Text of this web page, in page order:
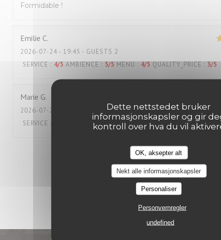
Dette nettstedet bruker
informasjonskapsler og gir
kontroll over hva du vil
OK, aksepter alt
Nekt alle informasjonskapsler
Personaliser
Personvernregler
undefined
Formidable !
Emilie C
2026-07-24 - 19:45 - GUESTS 2
SERVICE : 4/5 AMBIENCE : 5/5 MENU : 4/5 QUALITY_PRICE : 3/5
Marie G
2026-07-23
- 19:45 - GUESTS 4
SERVICE : AMBIENCE: 4/5 MENU : 4 /5 QUALITY_PRICE: 3/5
2 3